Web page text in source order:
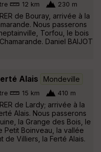
12 km 230 m
de Bouray, arrivée à la
Nous passerons
Torfou, le bois
Daniel BAIJOT
Alais Mondeville
15 km 410 m
de Lardy; arrivée à la
Alais. Nous passerons
la Grange des Bois, le
Petit Boinveau, la vallée
de Villiers, la Ferté Alais.